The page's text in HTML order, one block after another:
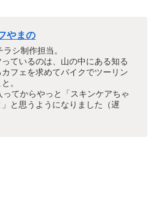
やまの
ラシ制作担当。
ているのは、山の中にある知る
カフェを求めてバイクでツーリン
。
ってからやっと「スキンケアちゃ
」と思うようになりました（遅